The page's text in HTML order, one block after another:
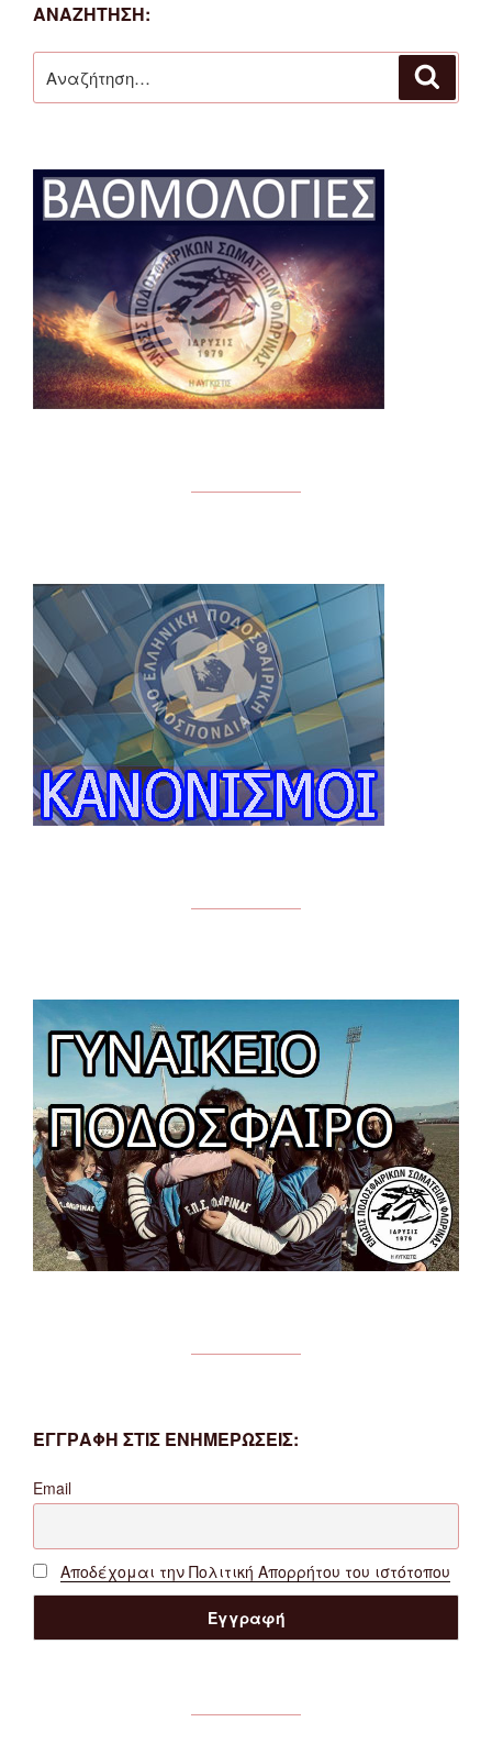
6/4/2022”
ΑΝΑΖΉΤΗΣΗ:
για:
ΕΓΓΡΑΦΗ ΣΤΙΣ ΕΝΗΜΕΡΩΣΕΙΣ:
Email
Αποδέχομαι την Πολιτική Απορρήτου του ιστότοπου